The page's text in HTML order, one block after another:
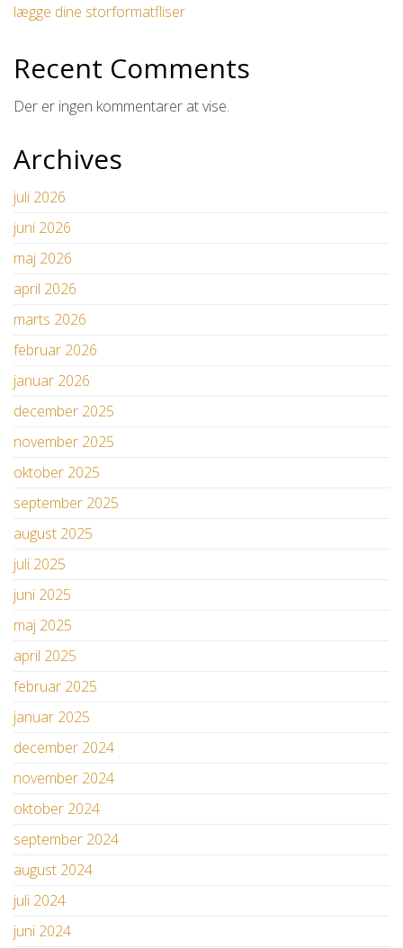
lægge dine storformatfliser
Recent Comments
Der er ingen kommentarer at vise.
Archives
juli 2026
juni 2026
maj 2026
april 2026
marts 2026
februar 2026
januar 2026
december 2025
november 2025
oktober 2025
september 2025
august 2025
juli 2025
juni 2025
maj 2025
april 2025
februar 2025
januar 2025
december 2024
november 2024
oktober 2024
september 2024
august 2024
juli 2024
juni 2024